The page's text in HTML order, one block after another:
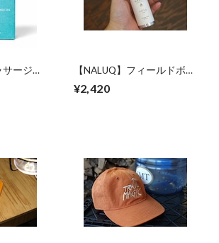
サージオ
【NALUQ】フィールドボデ
ィーコート
¥2,420